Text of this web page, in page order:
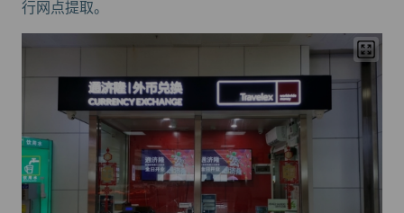
行网点提取。